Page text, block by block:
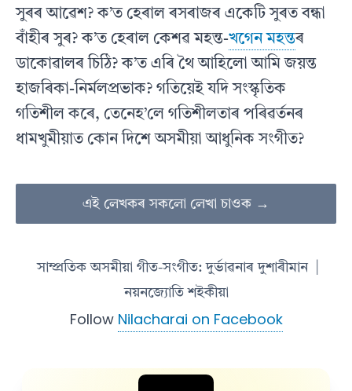
সুৰৰ আৱেশ? ক’ত হেৰাল ৰসৰাজৰ একেটি সুৰত বন্ধা
বাঁহীৰ সুৰ? ক’ত হেৰাল কেশৱ মহন্ত-খগেন মহন্তৰ
ডাকোৱালৰ চিঠি? ক’ত এৰি থৈ আহিলো আমি জয়ন্ত
হাজৰিকা-নিৰ্মলপ্ৰভাক? গতিয়েই যদি সংস্কৃতিক
গতিশীল কৰে, তেনেহ’লে গতিশীলতাৰ পৰিৱৰ্তনৰ
ধামখুমীয়াত কোন দিশে অসমীয়া আধুনিক সংগীত?
এই লেখকৰ সকলো লেখা চাওক →
সাম্প্ৰতিক অসমীয়া গীত-সংগীত: দুৰ্ভাৱনাৰ দুশাৰীমান
নয়নজ্যোতি শইকীয়া
Follow Nilacharai on Facebook